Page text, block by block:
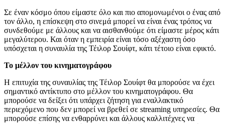
Σε έναν κόσμο όπου είμαστε όλο και πιο απομονωμένοι ο ένας από
τον άλλο, η επίσκεψη στο σινεμά μπορεί να είναι ένας τρόπος να
συνδεθούμε με άλλους και να αισθανθούμε ότι είμαστε μέρος κάτι
μεγαλύτερου. Και όταν η εμπειρία είναι τόσο αξέχαστη όσο
υπόσχεται η συναυλία της Τέιλορ Σουίφτ, κάτι τέτοιο είναι εφικτό.
Το μέλλον του κινηματογράφου
Η επιτυχία της συναυλίας της Τέιλορ Σουίφτ θα μπορούσε να έχει
σημαντικό αντίκτυπο στο μέλλον του κινηματογράφου. Θα
μπορούσε να δείξει ότι υπάρχει ζήτηση για εναλλακτικό
περιεχόμενο που δεν μπορεί να βρεθεί σε streaming υπηρεσίες. Θα
μπορούσε επίσης να ενθαρρύνει και άλλους καλλιτέχνες να